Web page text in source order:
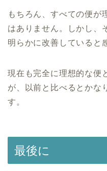
もちろん、すべての便が
はありません。しかし、
明らかに改善していると
現在も完全に理想的な便
が、以前と比べるとかな
す。
最後に